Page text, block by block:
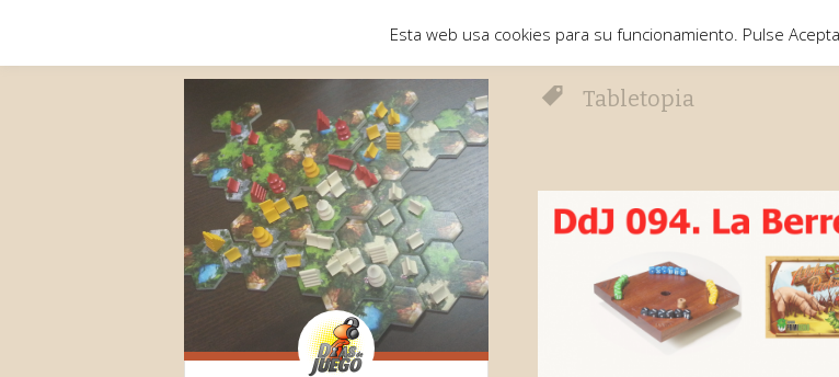
Tabletopia
Esta web usa cookies para su funcionamiento. Pulse